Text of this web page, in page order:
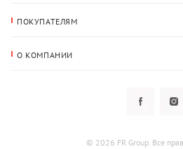
Адрес для доставки
ПОКУПАТЕЛЯМ
О КОМПАНИИ
Политика конфиденциальности
© 2026 FR Group. Все